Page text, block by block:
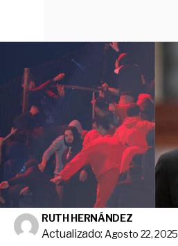
RUTH HERNÁNDEZ
Actualizado: Agosto 22, 2025